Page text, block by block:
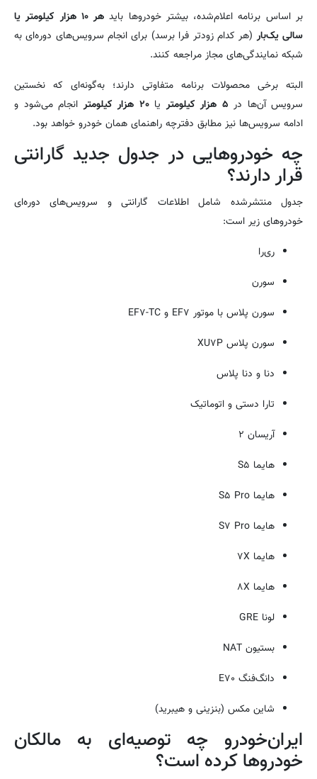
بر اساس برنامه اعلام‌شده، بیشتر خودروها باید
هر ۱۰ هزار کیلومتر یا
سالی یک‌بار(هر کدام زودتر فرا برسد) برای انجام سرویس‌های دوره‌ای به
شبکه نمایندگی‌های مجاز مراجعه کنند.
البته برخی محصولات برنامه متفاوتی دارند؛ به‌گونه‌ای که نخستین
سرویس آن‌ها در ۵ هزار کیلومتر یا۲۰ هزار کیلومتر
انجام می‌شود و
ادامه سرویس‌ها نیز مطابق دفترچه راهنمای همان خودرو خواهد بود.
چه خودروهایی در جدول جدید گارانتی
قرار دارند؟
جدول منتشرشده شامل اطلاعات گارانتی و سرویس‌های دوره‌ای
خودروهای زیر است:
ری‌را
سورن
سورن پلاس با موتور EF۷ و EF۷-TC
سورن پلاس XU۷P
دنا و دنا پلاس
تارا دستی و اتوماتیک
آریسان ۲
هایما S۵
هایما S۵ Pro
هایما S۷ Pro
هایما ۷X
هایما ۸X
لونا GRE
بستیون NAT
دانگ‌فنگ E۷۰
شاین مکس (بنزینی و هیبرید)
ایران‌خودرو چه توصیه‌ای به مالکان
خودروها کرده است؟